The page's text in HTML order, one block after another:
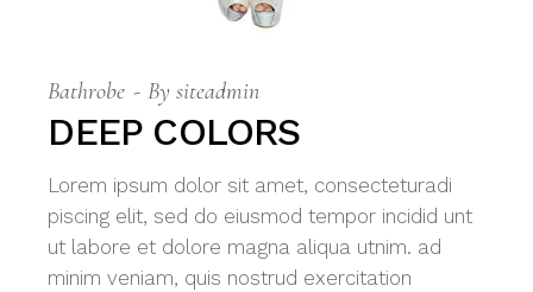
Bathrobe By siteadmin
DEEP COLORS
Lorem ipsum dolor sit amet, consecteturadi
piscing elit, sed do eiusmod tempor incidid unt
ut labore et dolore magna aliqua utnim. ad
minim veniam, quis nostrud exercitation